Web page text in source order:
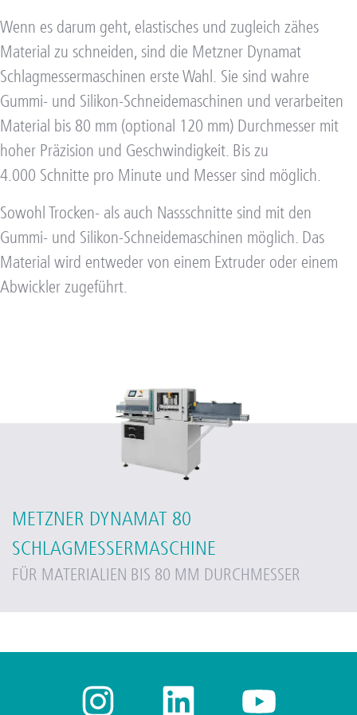
Wenn es darum geht, elastisches und zugleich zähes
Material zu schneiden, sind die Metzner Dynamat
Schlagmessermaschinen erste Wahl. Sie sind wahre
Gummi- und Silikon-Schneidemaschinen und verarbeiten
Material bis 80 mm (optional 120 mm) Durchmesser mit
hoher Präzision und Geschwindigkeit. Bis zu
4.000 Schnitte pro Minute und Messer sind möglich.
Sowohl Trocken- als auch Nassschnitte sind mit den
Gummi- und Silikon-Schneidemaschinen möglich. Das
Material wird entweder von einem Extruder oder einem
Abwickler zugeführt.
METZNER DYNAMAT 80
SCHLAGMESSERMASCHINE
FÜR MATERIALIEN BIS 80 MM DURCHMESSER